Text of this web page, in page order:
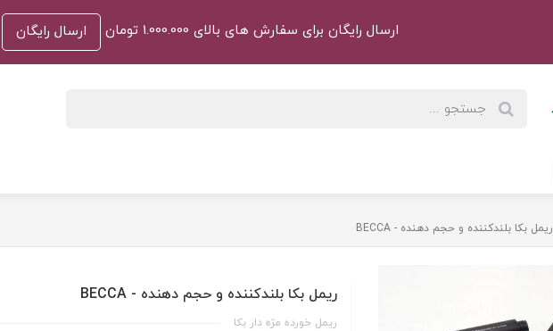
ارسال رایگان برای سفارش های بالای 1.000.000 تومان ارسال رایگان
ریمل بکا بلندکننده و حجم دهنده - BECCA
ریمل بکا بلندکننده و حجم دهنده - BECCA
ریمل خورده مژه دار بکا